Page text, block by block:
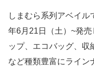
しまむら系列アベイ
年6月21日（土）~発
ップ、エコバッグ、収
など種類豊富にライン